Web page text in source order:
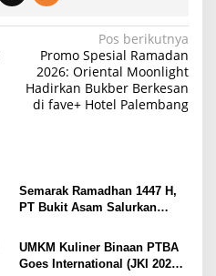
Pos berikutnya
Promo Spesial Ramadan
2026: Oriental Moonlight
Hadirkan Bukber Berkesan
di fave+ Hotel Palembang
Semarak Ramadhan 1447 H,
PT Bukit Asam Salurkan
dan Duafa di Wilayah Ring I
UMKM Kuliner Binaan PTBA
Goes International (JKI 2025):